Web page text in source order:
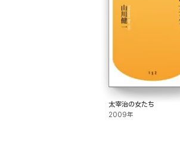
クロアシカ・バーの悲劇
チョコレートの休暇
真夏のニール
蜂の王様
── エッセイ ──
太宰治の女たち
2009年